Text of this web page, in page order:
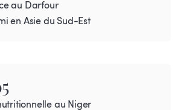
au Darfour
en Asie du Sud-Est
au Niger